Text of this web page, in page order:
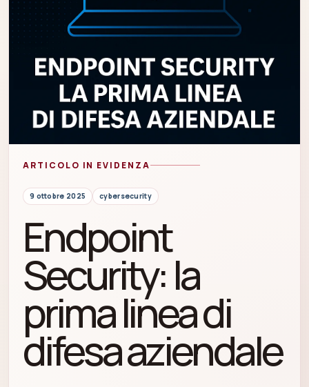
ARTICOLO IN EVIDENZA
9 ottobre 2025 cybersecurity
Endpoint
Security: la
prima linea di
difesa aziendale